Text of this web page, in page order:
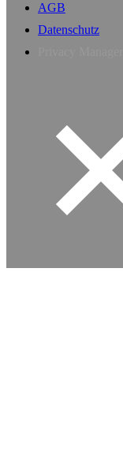
AGB
Datenschutz